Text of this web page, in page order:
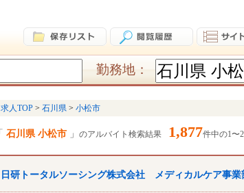
勤務地：
求人TOP 石川県 小松市
石川県 小松市 のアルバイト検索結果 1,877件中の1〜
日研トータルソーシング株式会社 メディカルケア事